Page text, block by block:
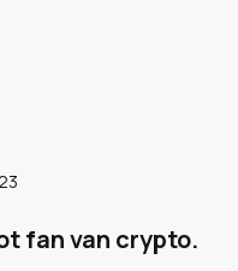
fan van crypto.